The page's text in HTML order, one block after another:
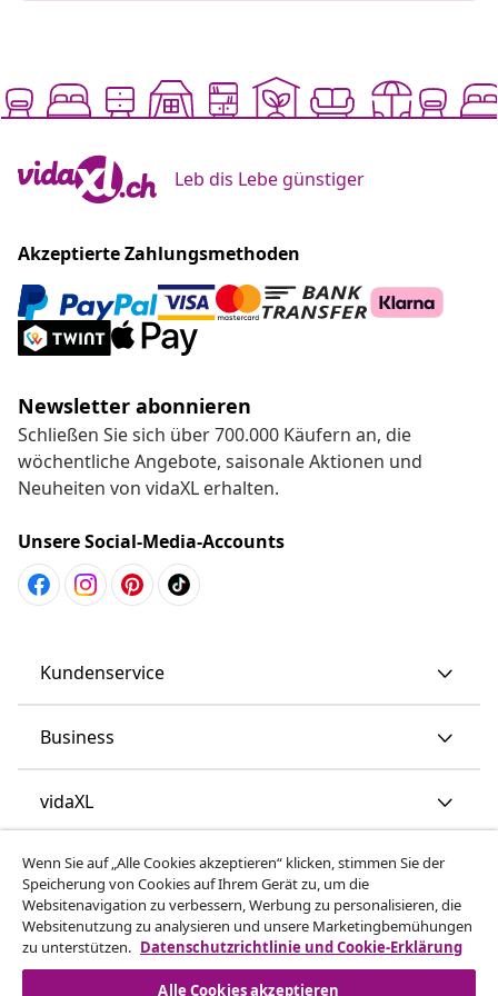
Leb dis Lebe günstiger
Akzeptierte Zahlungsmethoden
Newsletter abonnieren
Schließen Sie sich über 700.000 Käufern an, die
wöchentliche Angebote, saisonale Aktionen und
Neuheiten von vidaXL erhalten.
Unsere Social-Media-Accounts
Kundenservice
Business
vidaXL
Mehr entdecken
Wenn Sie auf „Alle Cookies akzeptieren“ klicken, stimmen Sie der
Speicherung von Cookies auf Ihrem Gerät zu, um die
Websitenavigation zu verbessern, Werbung zu personalisieren, die
Websitenutzung zu analysieren und unsere Marketingbemühungen
zu unterstützen. Datenschutzrichtlinie und Cookie-Erklärung
Alle Cookies akzeptieren